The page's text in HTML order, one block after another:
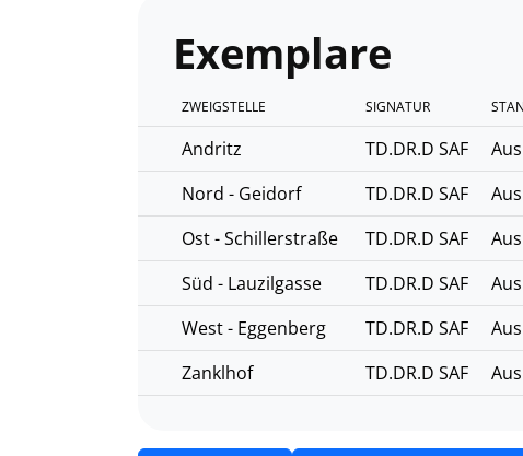
Exemplare
ZWEIGSTELLE SIGNATUR
Andritz TD.DR.D SAF
Nord - Geidorf
TD.DR.D SAF
Ost - Schillerstraße
TD.DR.D SAF
Süd - Lauzilgasse
TD.DR.D SAF
West - Eggenberg
TD.DR.D SAF
Zanklhof
TD.DR.D SAF